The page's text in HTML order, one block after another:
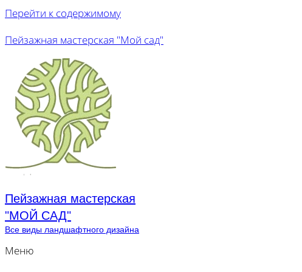
Перейти к содержимому
Пейзажная мастерская "Мой сад"
Пейзажная мастерская
"МОЙ САД"
Все виды ландшафтного дизайна
Меню